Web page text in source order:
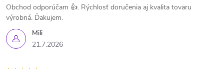
Mili
21.7.2026
Obchod odporúčam 👍. Rýchlosť doručenia aj kvalita tovaru
výrobná. Ďakujem.